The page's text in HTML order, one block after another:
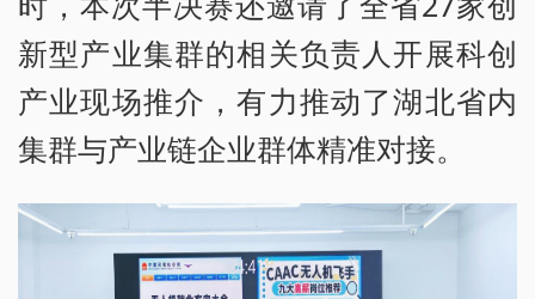
新型产业集群的相关负责人开展科创
产业现场推介，有力推动了湖北省内
集群与产业链企业群体精准对接。